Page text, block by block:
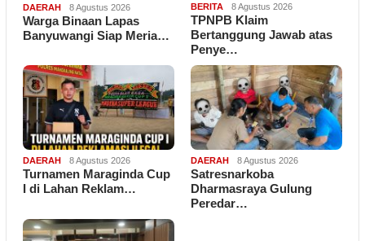
DAERAH 8 Agustus 2026
Warga Binaan Lapas
Banyuwangi Siap Meria…
BERITA 8 Agustus 2026
TPNPB Klaim
Bertanggung Jawab atas
Penye…
DAERAH 8 Agustus 2026
Turnamen Maraginda Cup
I di Lahan Reklam…
DAERAH 8 Agustus 2026
Satresnarkoba
Dharmasraya Gulung
Peredar…